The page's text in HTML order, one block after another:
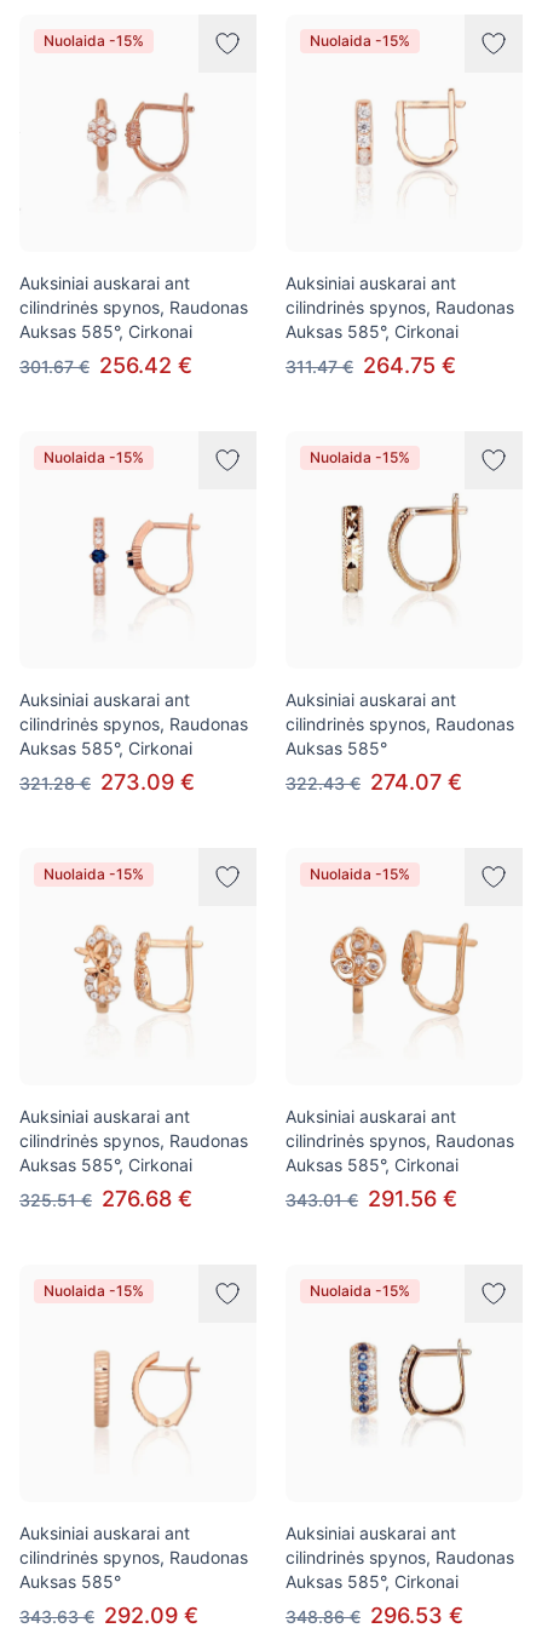
Nuolaida -15%
Auksiniai auskarai ant
cilindrinės spynos, Raudonas
Auksas 585°, Cirkonai
301.67 € 256.42 €
Nuolaida -15%
Auksiniai auskarai ant
cilindrinės spynos, Raudonas
Auksas 585°, Cirkonai
311.47 € 264.75 €
Nuolaida -15%
Auksiniai auskarai ant
cilindrinės spynos, Raudonas
Auksas 585°, Cirkonai
321.28 € 273.09 €
Nuolaida -15%
Auksiniai auskarai ant
cilindrinės spynos, Raudonas
Auksas 585°
322.43 € 274.07 €
Nuolaida -15%
Auksiniai auskarai ant
cilindrinės spynos, Raudonas
Auksas 585°, Cirkonai
325.51 € 276.68 €
Nuolaida -15%
Auksiniai auskarai ant
cilindrinės spynos, Raudonas
Auksas 585°, Cirkonai
343.01 € 291.56 €
Nuolaida -15%
Auksiniai auskarai ant
cilindrinės spynos, Raudonas
Auksas 585°
343.63 € 292.09 €
Nuolaida -15%
Auksiniai auskarai ant
cilindrinės spynos, Raudonas
Auksas 585°, Cirkonai
348.86 € 296.53 €